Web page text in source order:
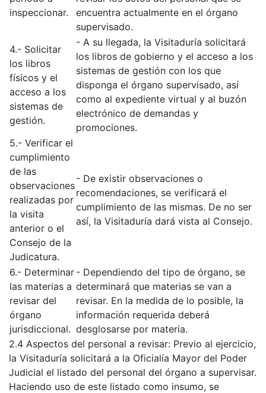
inspeccionar.
encuentra actualmente en el órgano
supervisado.
4.- Solicitar
los libros
físicos y el
acceso a los
sistemas de
gestión.
- A su llegada, la Visitaduría solicitará
los libros de gobierno y el acceso a los
sistemas de gestión con los que
disponga el órgano supervisado, así
como al expediente virtual y al buzón
electrónico de demandas y
promociones.
5.- Verificar el
cumplimiento
de las
observaciones
realizadas por
la visita
anterior o el
Consejo de la
Judicatura.
- De existir observaciones o
recomendaciones, se verificará el
cumplimiento de las mismas. De no ser
así, la Visitaduría dará vista al Consejo.
6.- Determinar
las materias a
revisar del
órgano
jurisdiccional.
- Dependiendo del tipo de órgano, se
determinará que materias se van a
revisar. En la medida de lo posible, la
información requerida deberá
desglosarse por materia.
2.4 Aspectos del personal a revisar: Previo al ejercicio,
la Visitaduría solicitará a la Oficialía Mayor del Poder
Judicial el listado del personal del órgano a supervisar.
Haciendo uso de este listado como insumo, se